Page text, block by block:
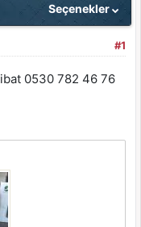
Seçenekler
#1
0530 782 46 76